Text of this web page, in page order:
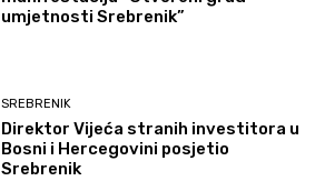
umjetnosti Srebrenik”
SREBRENIK
Direktor Vijeća stranih investitora u
Bosni i Hercegovini posjetio
Srebrenik